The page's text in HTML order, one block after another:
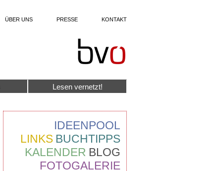
ÜBER UNS PRESSE KONTAKT
Lesen vernetzt!
IDEENPOOL
BUCHTIPPS
LINKS
BLOG
KALENDER
FOTOGALERIE